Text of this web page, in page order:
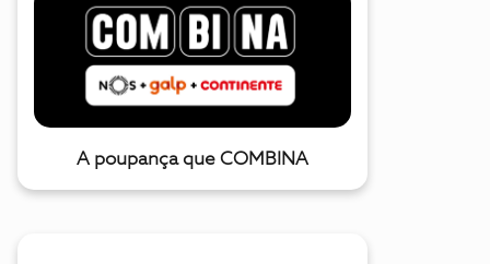
A poupança que COMBINA